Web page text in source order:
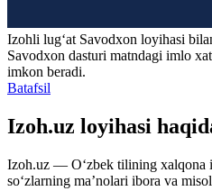
Izohli lugʻat Savodxon loyihasi
Savodxon dasturi matndagi imlo
imkon beradi.
Batafsil
Izoh.uz loyihasi
Izoh.uz — O‘zbek tilining xalqona
so‘zlarning ma’nolari ibora va